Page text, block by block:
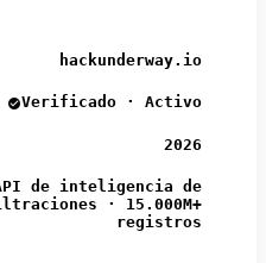
hackunderway.io
Verificado · Activo
2026
de inteligencia de
· 15.000M+
registros